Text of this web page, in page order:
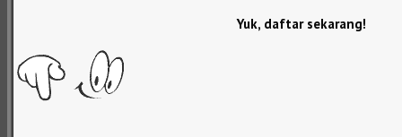
Yuk, daftar sekarang!